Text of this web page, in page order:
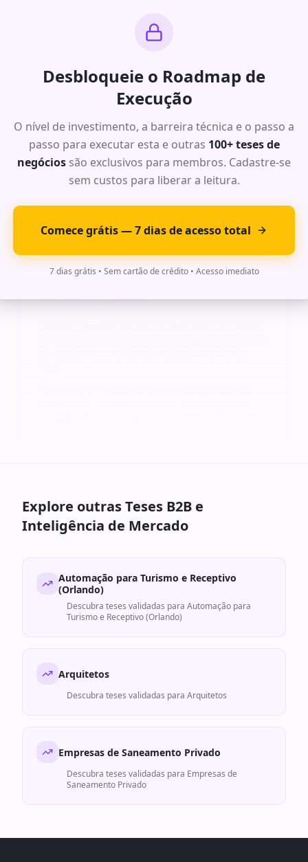
de Alto Impacto
de TAM, SAM e SOM para este segmento. Modelo
de receita recorrente com margens acima de
70%.
Roadmap de execução detalhado com timeline
projeção financeira para os primeiros 24 meses.
Ideia Exclusiva #6: Oportunidade
Desbloqueie o Roadmap de
Execução
O nível de investimento, a barreira técnica e o passo a
passo para executar esta e outras 100+ teses de
negócios são exclusivos para membros. Cadastre-se
sem custos para liberar a leitura.
Comece grátis — 7 dias de acesso total
7 dias grátis • Sem cartão de crédito • Acesso imediato
Explore outras Teses B2B e
Inteligência de Mercado
Automação para Turismo e Receptivo
(Orlando)
Descubra teses validadas para Automação para
Turismo e Receptivo (Orlando)
Arquitetos
Descubra teses validadas para Arquitetos
Empresas de Saneamento Privado
Descubra teses validadas para Empresas de
Saneamento Privado